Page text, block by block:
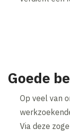
Goede
Op veel van
Via deze